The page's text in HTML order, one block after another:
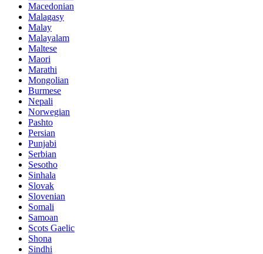
Macedonian
Malagasy
Malay
Malayalam
Maltese
Maori
Marathi
Mongolian
Burmese
Nepali
Norwegian
Pashto
Persian
Punjabi
Serbian
Sesotho
Sinhala
Slovak
Slovenian
Somali
Samoan
Scots Gaelic
Shona
Sindhi